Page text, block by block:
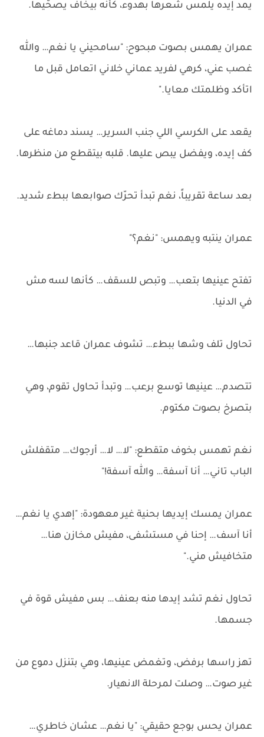
يمد إيده يلمس شعرها بهدوء، كأنه بيخاف يصحّيها.
عمران يهمس بصوت مبحوح: "سامحيني يا نغم… والله
غصب عني، كرهي لفريد عماني خلاني اتعامل قبل ما
اتأكد وظلمتك معايا."
يقعد على الكرسي اللي جنب السرير… يسند دماغه على
كف إيده، ويفضل يبص عليها. قلبه بيتقطع من منظرها.
بعد ساعة تقريباً، نغم تبدأ تحرّك صوابعها ببطء شديد.
عمران ينتبه ويهمس: "نغم؟"
تفتح عينيها بتعب… وتبص للسقف… كأنها لسه مش
في الدنيا.
تحاول تلف وشها ببطء… تشوف عمران قاعد جنبها…
تتصدم… عينيها توسع برعب… وتبدأ تحاول تقوم، وهي
بتصرخ بصوت مكتوم.
نغم تهمس بخوف متقطع: "لا… لا… أرجوك… متقفلش
الباب تاني… أنا آسفة… والله آسفة!"
عمران يمسك إيديها بحنية غير معهودة: "إهدي يا نغم…
أنا آسف… إحنا في مستشفى، مفيش مخازن هنا…
متخافيش مني."
تحاول نغم تشد إيدها منه بعنف… بس مفيش قوة في
جسمها.
تهز راسها برفض، وتغمض عينيها، وهي بتنزل دموع من
غير صوت… وصلت لمرحلة الانهيار.
عمران يحس بوجع حقيقي: "يا نغم… عشان خاطري…